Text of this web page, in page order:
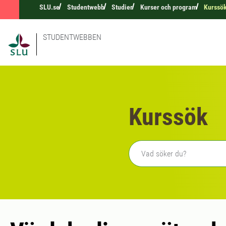
SLU.se Studentwebb Studier Kurser och program
STUDENTWEBBEN
Kurssök
Fritext sökning